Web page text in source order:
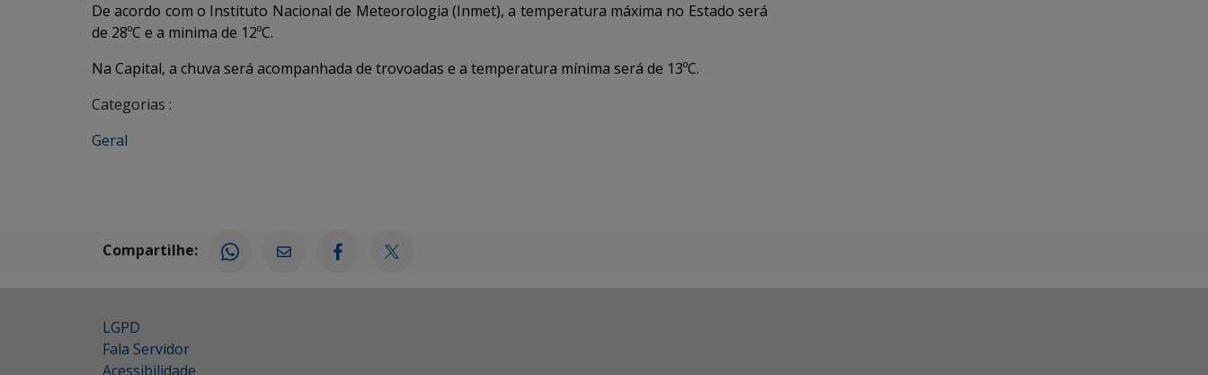
De acordo com o Instituto Nacional de Meteorologia (Inmet), a temperatura máxima no Estado será
de 28ºC e a minima de 12ºC.
Na Capital, a chuva será acompanhada de trovoadas e a temperatura mínima será de 13ºC.
Categorias :
Geral
Compartilhe:
LGPD
Fala Servidor
Acessibilidade